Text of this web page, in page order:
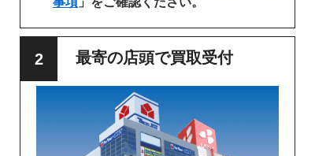
最寄の店頭で買取受付